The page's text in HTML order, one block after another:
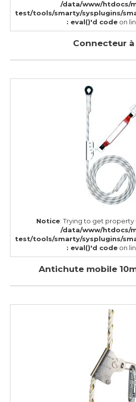
/data/www/htdocs/
test/tools/smarty/sysplugins/
: eval()'d code on
Connecteur à
Notice: Trying to get
/data/www/htdocs/
test/tools/smarty/sysplugins/
: eval()'d code on
Antichute mobile